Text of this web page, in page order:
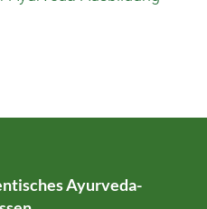
Ayurveda-